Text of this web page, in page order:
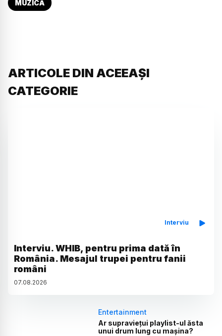
MUZICĂ
ARTICOLE DIN ACEEAȘI
CATEGORIE
Interviu
Interviu. WHIB, pentru prima dată în
România. Mesajul trupei pentru fanii
români
07.08.2026
Entertainment
Ar supraviețui playlist-ul ăsta
unui drum lung cu mașina?